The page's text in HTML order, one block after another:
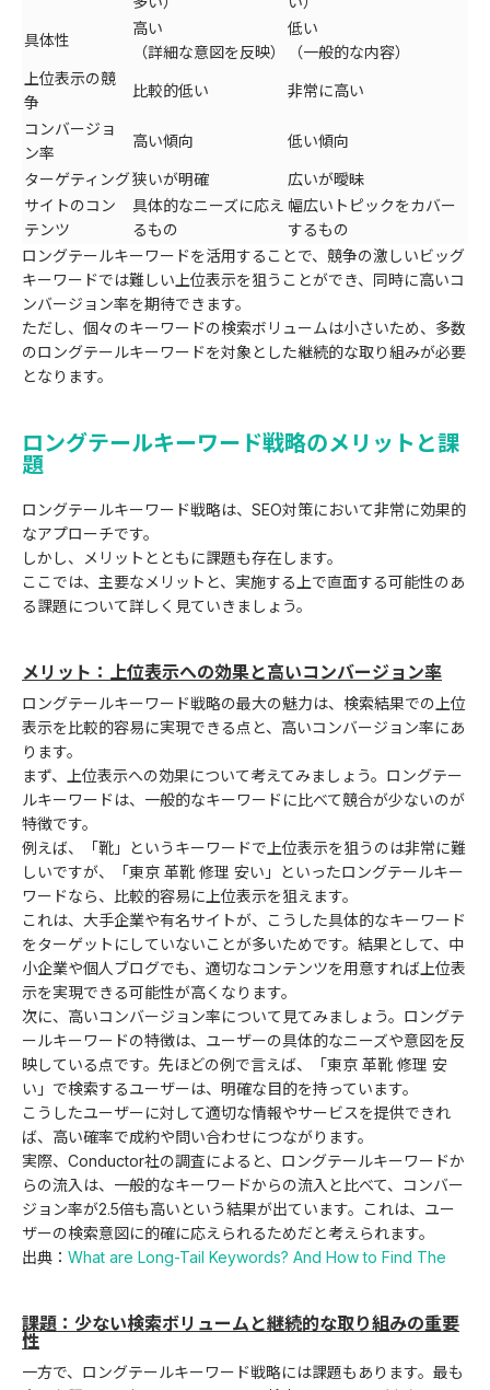
具体性
高い
（詳細な意図を反映）
低い
（一般的な内容）
上位表示の競
争
比較的低い 非常に高い
コンバージョ
ン率
高い傾向 低い傾向
ターゲティング狭いが明確
広いが曖昧
サイトのコン
テンツ
具体的なニーズに応え
るもの
幅広いトピックをカバー
するもの
ロングテールキーワードを活用することで、競争の激しいビッグ
キーワードでは難しい上位表示を狙うことができ、同時に高いコ
ンバージョン率を期待できます。
ただし、個々のキーワードの検索ボリュームは小さいため、多数
のロングテールキーワードを対象とした継続的な取り組みが必要
となります。
ロングテールキーワード戦略のメリットと課
題
ロングテールキーワード戦略は、SEO対策において非常に効果的
なアプローチです。
しかし、メリットとともに課題も存在します。
ここでは、主要なメリットと、実施する上で直面する可能性のあ
る課題について詳しく見ていきましょう。
メリット：上位表示への効果と高いコンバージョン率
ロングテールキーワード戦略の最大の魅力は、検索結果での上位
表示を比較的容易に実現できる点と、高いコンバージョン率にあ
ります。
まず、上位表示への効果について考えてみましょう。ロングテー
ルキーワードは、一般的なキーワードに比べて競合が少ないのが
特徴です。
例えば、「靴」というキーワードで上位表示を狙うのは非常に難
しいですが、「東京 革靴 修理 安い」といったロングテールキー
ワードなら、比較的容易に上位表示を狙えます。
これは、大手企業や有名サイトが、こうした具体的なキーワード
をターゲットにしていないことが多いためです。結果として、中
小企業や個人ブログでも、適切なコンテンツを用意すれば上位表
示を実現できる可能性が高くなります。
次に、高いコンバージョン率について見てみましょう。ロングテ
ールキーワードの特徴は、ユーザーの具体的なニーズや意図を反
映している点です。先ほどの例で言えば、「東京 革靴 修理 安
い」で検索するユーザーは、明確な目的を持っています。
こうしたユーザーに対して適切な情報やサービスを提供できれ
ば、高い確率で成約や問い合わせにつながります。
実際、Conductor社の調査によると、ロングテールキーワードか
らの流入は、一般的なキーワードからの流入と比べて、コンバー
ジョン率が2.5倍も高いという結果が出ています。これは、ユー
ザーの検索意図に的確に応えられるためだと考えられます。
出典： What are Long-Tail Keywords? And How to Find The
課題：少ない検索ボリュームと継続的な取り組みの重要
性
一方で、ロングテールキーワード戦略には課題もあります。最も